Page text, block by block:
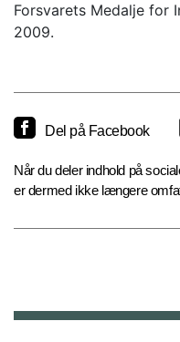
Forsvarets Medalje for
2009.
Del på Facebook
Når du deler indhold på
er dermed ikke længere